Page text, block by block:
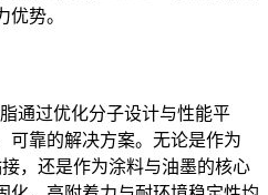
势。
通过优化分子设计与性能平
可靠的解决方案。无论是作为
，还是作为涂料与油墨的核心